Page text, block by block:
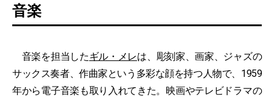
音楽
音楽を担当したギル・メレは、彫刻家、画家、ジャズの
サックス奏者、作曲家という多彩な顔を持つ人物で、1959
年から電子音楽も取り入れてきた。映画やテレビドラマの